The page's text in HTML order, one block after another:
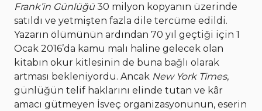
Frank’in Günlüğü 30 milyon kopyanın üzerinde
satıldı ve yetmişten fazla dile tercüme edildi.
Yazarın ölümünün ardından 70 yıl geçtiği için 1
Ocak 2016’da kamu malı haline gelecek olan
kitabın okur kitlesinin de buna bağlı olarak
artması bekleniyordu. Ancak New York Times,
günlüğün telif haklarını elinde tutan ve kâr
amacı gütmeyen İsveç organizasyonunun, eserin